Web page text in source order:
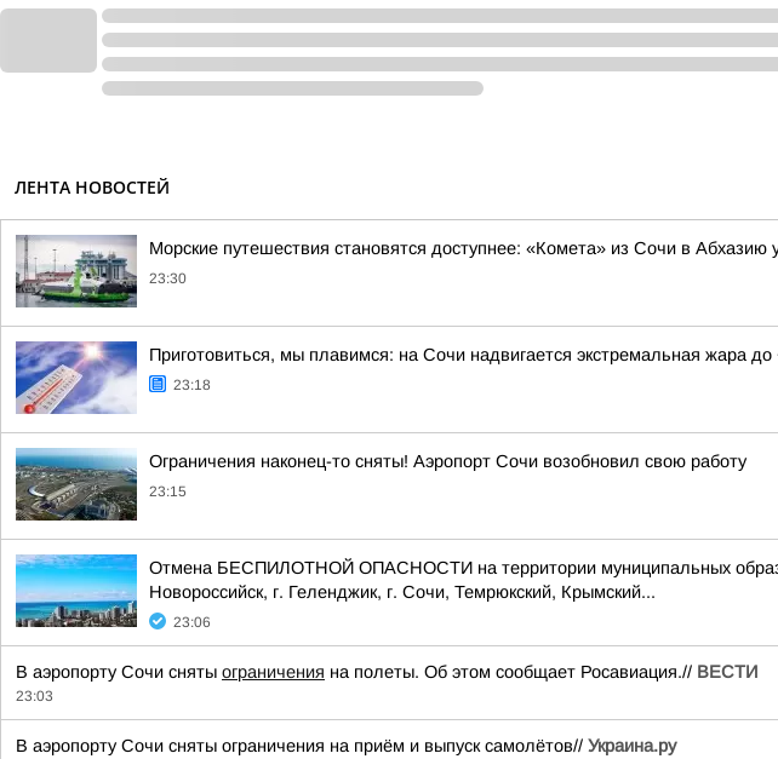
ЛЕНТА НОВОСТЕЙ
Морские путешествия становятся доступнее: «Комета» из Сочи в Абхазию
23:30
Приготовиться, мы плавимся: на Сочи надвигается экстремальная жара до
23:18
Ограничения наконец-то сняты! Аэропорт Сочи возобновил свою работу
23:15
Отмена БЕСПИЛОТНОЙ ОПАСНОСТИ на территории муниципальных
Новороссийск, г. Геленджик, г. Сочи, Темрюкский, Крымский...
23:06
В аэропорту Сочи сняты ограничения на полеты. Об этом сообщает Росавиация.// ВЕСТИ
23:03
В аэропорту Сочи сняты ограничения на приём и выпуск самолётов// Украина.ру